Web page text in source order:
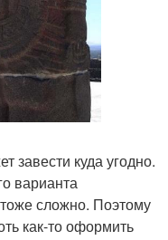
завести куда угодно.
варианта
сложно. Поэтому
как-то оформить